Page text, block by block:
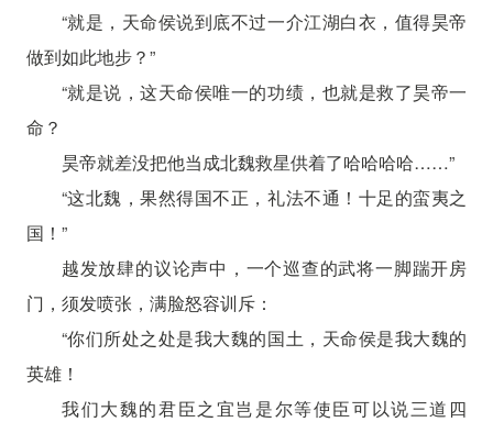
“就是，天命侯说到底不过一介江湖白衣，值得昊帝
做到如此地步？”
“就是说，这天命侯唯一的功绩，也就是救了昊帝一
命？
昊帝就差没把他当成北魏救星供着了哈哈哈哈……”
“这北魏，果然得国不正，礼法不通！十足的蛮夷之
国！”
越发放肆的议论声中，一个巡查的武将一脚踹开房
门，须发喷张，满脸怒容训斥：
“你们所处之处是我大魏的国土，天命侯是我大魏的
英雄！
我们大魏的君臣之宜岂是尔等使臣可以说三道四